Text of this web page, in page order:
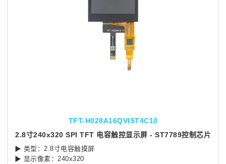
TFT-H028A16QVIST4C10
2.8寸240x320 SPI TFT 电容触控显示屏 - ST7789控制芯片
▶ 类型：2.8寸电容触摸屏
▶ 显示像素：240x320